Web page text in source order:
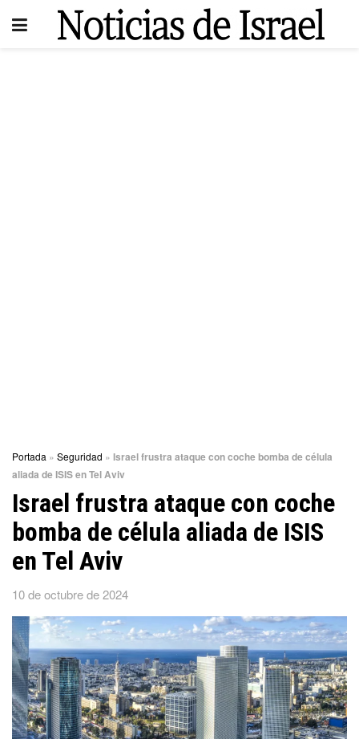
Portada » Seguridad » Israel frustra ataque con coche bomba de célula
aliada de ISIS en Tel Aviv
Israel frustra ataque con coche
bomba de célula aliada de ISIS
en Tel Aviv
10 de octubre de 2024